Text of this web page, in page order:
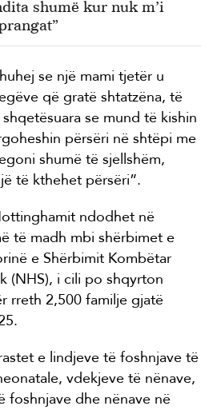
shumë kur nuk m’i
se një mami tjetër u
që gratë shtatzëna, të
se mund të kishin
përsëri në shtëpi me
shumë të sjellshëm,
të kthehet përsëri”.
ndodhet në
të madh mbi shërbimet e
e Shërbimit Kombëtar
(NHS), i cili po shqyrton
rreth 2,500 familje gjatë
e lindjeve të foshnjave të
vdekjeve të nënave,
foshnjave dhe nënave në